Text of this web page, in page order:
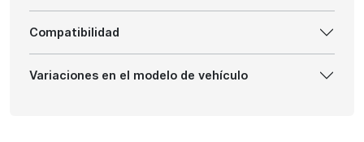
Compatibilidad
Variaciones en el modelo de vehículo